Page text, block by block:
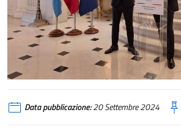
Data pubblicazione:20 Settembre 2024